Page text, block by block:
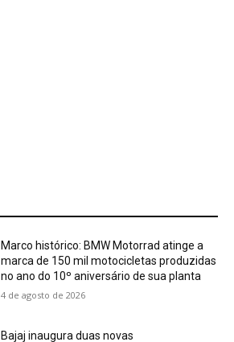
Marco histórico: BMW Motorrad atinge a
marca de 150 mil motocicletas produzidas
no ano do 10º aniversário de sua planta
4 de agosto de 2026
Bajaj inaugura duas novas